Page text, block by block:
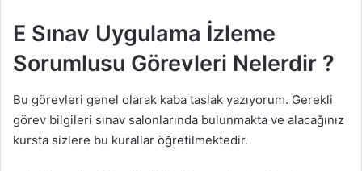
E Sınav Uygulama İzleme
Sorumlusu Görevleri Nelerdir ?
Bu görevleri genel olarak kaba taslak yazıyorum. Gerekli
görev bilgileri sınav salonlarında bulunmakta ve alacağınız
kursta sizlere bu kurallar öğretilmektedir.